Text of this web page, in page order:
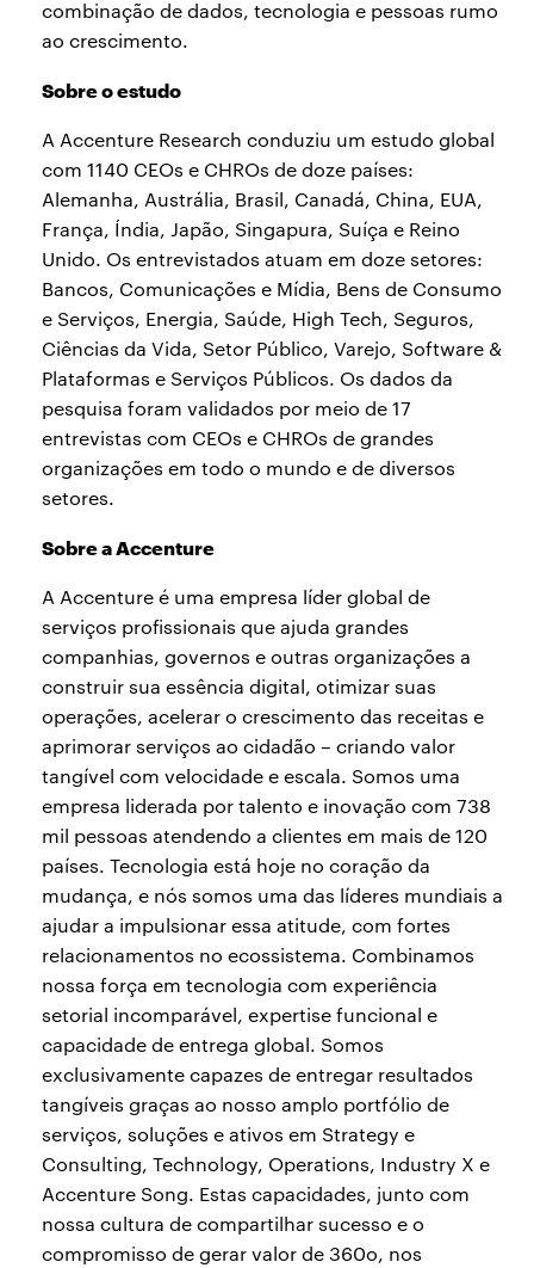
combinação de dados, tecnologia e pessoas rumo
ao crescimento.
Sobre o estudo
A Accenture Research conduziu um estudo global
com 1140 CEOs e CHROs de doze países:
Alemanha, Austrália, Brasil, Canadá, China, EUA,
França, Índia, Japão, Singapura, Suíça e Reino
Unido. Os entrevistados atuam em doze setores:
Bancos, Comunicações e Mídia, Bens de Consumo
e Serviços, Energia, Saúde, High Tech, Seguros,
Ciências da Vida, Setor Público, Varejo, Software &
Plataformas e Serviços Públicos. Os dados da
pesquisa foram validados por meio de 17
entrevistas com CEOs e CHROs de grandes
organizações em todo o mundo e de diversos
setores.
Sobre a Accenture
A Accenture é uma empresa líder global de
serviços profissionais que ajuda grandes
companhias, governos e outras organizações a
construir sua essência digital, otimizar suas
operações, acelerar o crescimento das receitas e
aprimorar serviços ao cidadão – criando valor
tangível com velocidade e escala. Somos uma
empresa liderada por talento e inovação com 738
mil pessoas atendendo a clientes em mais de 120
países. Tecnologia está hoje no coração da
mudança, e nós somos uma das líderes mundiais a
ajudar a impulsionar essa atitude, com fortes
relacionamentos no ecossistema. Combinamos
nossa força em tecnologia com experiência
setorial incomparável, expertise funcional e
capacidade de entrega global. Somos
exclusivamente capazes de entregar resultados
tangíveis graças ao nosso amplo portfólio de
serviços, soluções e ativos em Strategy e
Consulting, Technology, Operations, Industry X e
Accenture Song. Estas capacidades, junto com
nossa cultura de compartilhar sucesso e o
compromisso de gerar valor de 360o, nos